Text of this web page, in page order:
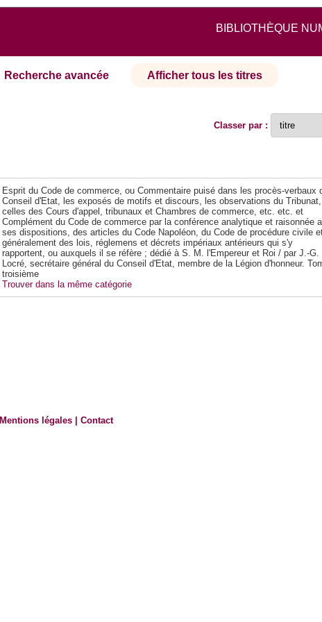
BIBLIOTHÈQUE
Recherche avancée Afficher tous les titres
Classer par :
Esprit du Code de commerce, ou Commentaire puisé dans les procès-verbaux
Conseil d'Etat, les exposés de motifs et discours, les observations du Tribunat,
celles des Cours d'appel, tribunaux et Chambres de commerce, etc. etc. et
Complément du Code de commerce par la conférence analytique et raisonnée
ses dispositions, des articles du Code Napoléon, du Code de procédure civile
généralement des lois, réglemens et décrets impériaux antérieurs qui s'y
rapportent, ou auxquels il se réfère ; dédié à S. M. l'Empereur et Roi / par J.-G.
Locré, secrétaire général du Conseil d'Etat, membre de la Légion d'honneur.
troisième
Trouver dans la même catégorie
Mentions légales |Contact